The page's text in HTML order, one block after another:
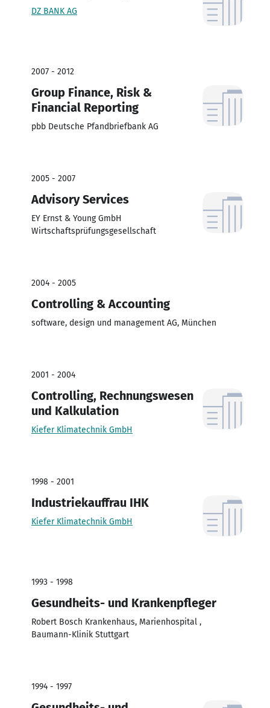
DZ BANK AG
2007 - 2012
Group Finance, Risk &
Financial Reporting
pbb Deutsche Pfandbriefbank AG
2005 - 2007
Advisory Services
EY Ernst & Young GmbH
Wirtschaftsprüfungsgesellschaft
2004 - 2005
Controlling & Accounting
software, design und management AG, München
2001 - 2004
Controlling, Rechnungswesen
und Kalkulation
Kiefer Klimatechnik GmbH
1998 - 2001
Industriekauffrau IHK
Kiefer Klimatechnik GmbH
1993 - 1998
Gesundheits- und Krankenpfleger
Robert Bosch Krankenhaus, Marienhospital ,
Baumann-Klinik Stuttgart
1994 - 1997